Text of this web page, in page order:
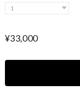
¥33,000